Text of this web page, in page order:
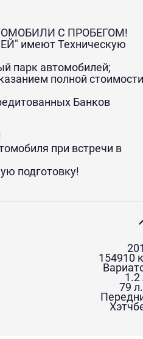
С ПРОБЕГОМ!
имеют Техническую
парк автомобилей;
полной
Банков
при встречи в
подготовку!
154910
1.2
79